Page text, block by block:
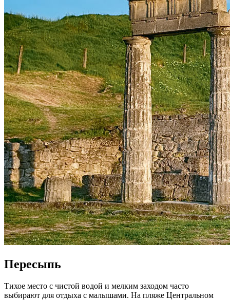
Пересыпь
Тихое место с чистой водой и мелким заходом часто
выбирают для отдыха с малышами. На пляже Центральном